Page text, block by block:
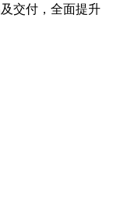
交付，全面提升